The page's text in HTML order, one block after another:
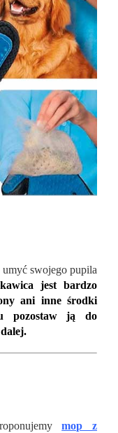
swojego pupila
jest bardzo
ani inne środki
pozostaw ją do
mop z